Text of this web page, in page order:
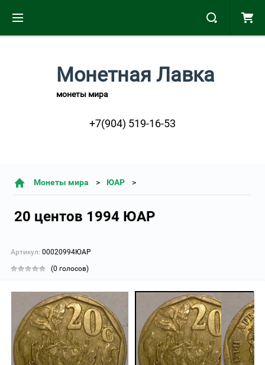
Монетная Лавка
монеты мира
+7(904) 519-16-53
Монеты мира ЮАР
20 центов 1994 ЮАР
Артикул: 00020994ЮАР
(0 голосов)